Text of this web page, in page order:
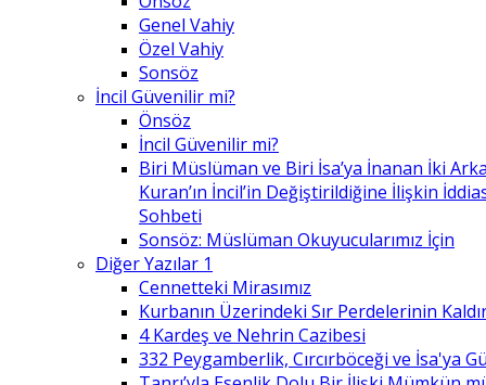
Genel Vahiy
Özel Vahiy
Sonsöz
İncil Güvenilir mi?
Önsöz
İncil Güvenilir mi?
Biri Müslüman ve Biri İsa’ya İnanan İki
Kuran’ın İncil’in Değiştirildiğine İlişkin
Sohbeti
Sonsöz: Müslüman Okuyucularımız İçin
Diğer Yazılar 1
Cennetteki Mirasımız
Kurbanın Üzerindeki Sır Perdelerinin
4 Kardeş ve Nehrin Cazibesi
332 Peygamberlik, Cırcırböceği ve İsa'ya